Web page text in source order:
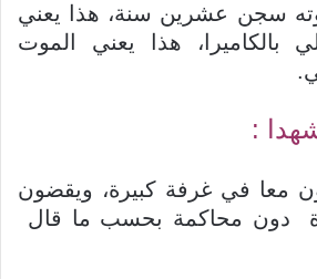
سجن عشرين سنة، هذا يعني
بالكاميرا، هذا يعني الموت
:
معا في غرفة كبيرة، ويقضون
دون محاكمة بحسب ما قال